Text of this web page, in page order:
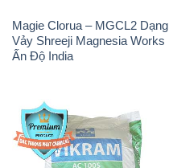
Magie Clorua – MGCL2 Dạng
Vảy Shreeji Magnesia Works
Ấn Độ India